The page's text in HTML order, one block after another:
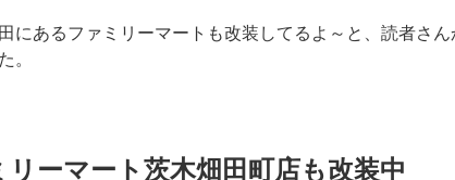
にあるファミリーマートも改装してるよ～と、読者さ
。
リーマート茨木畑田町店も改装中